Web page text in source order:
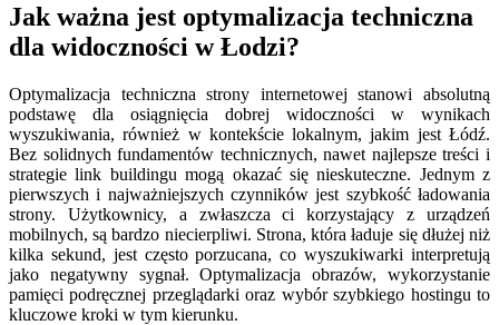
Jak ważna jest optymalizacja techniczna
dla widoczności w Łodzi?
Optymalizacja techniczna strony internetowej stanowi absolutną
podstawę dla osiągnięcia dobrej widoczności w wynikach
wyszukiwania, również w kontekście lokalnym, jakim jest Łódź.
Bez solidnych fundamentów technicznych, nawet najlepsze treści i
strategie link buildingu mogą okazać się nieskuteczne. Jednym z
pierwszych i najważniejszych czynników jest szybkość ładowania
strony. Użytkownicy, a zwłaszcza ci korzystający z urządzeń
mobilnych, są bardzo niecierpliwi. Strona, która ładuje się dłużej niż
kilka sekund, jest często porzucana, co wyszukiwarki interpretują
jako negatywny sygnał. Optymalizacja obrazów, wykorzystanie
pamięci podręcznej przeglądarki oraz wybór szybkiego hostingu to
kluczowe kroki w tym kierunku.